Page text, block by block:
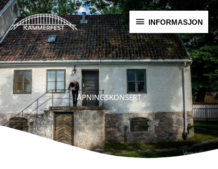
Hopp
rett
til
innholdet
INFORMASJON
INFORMASJON
ÅPNINGSKONSERT